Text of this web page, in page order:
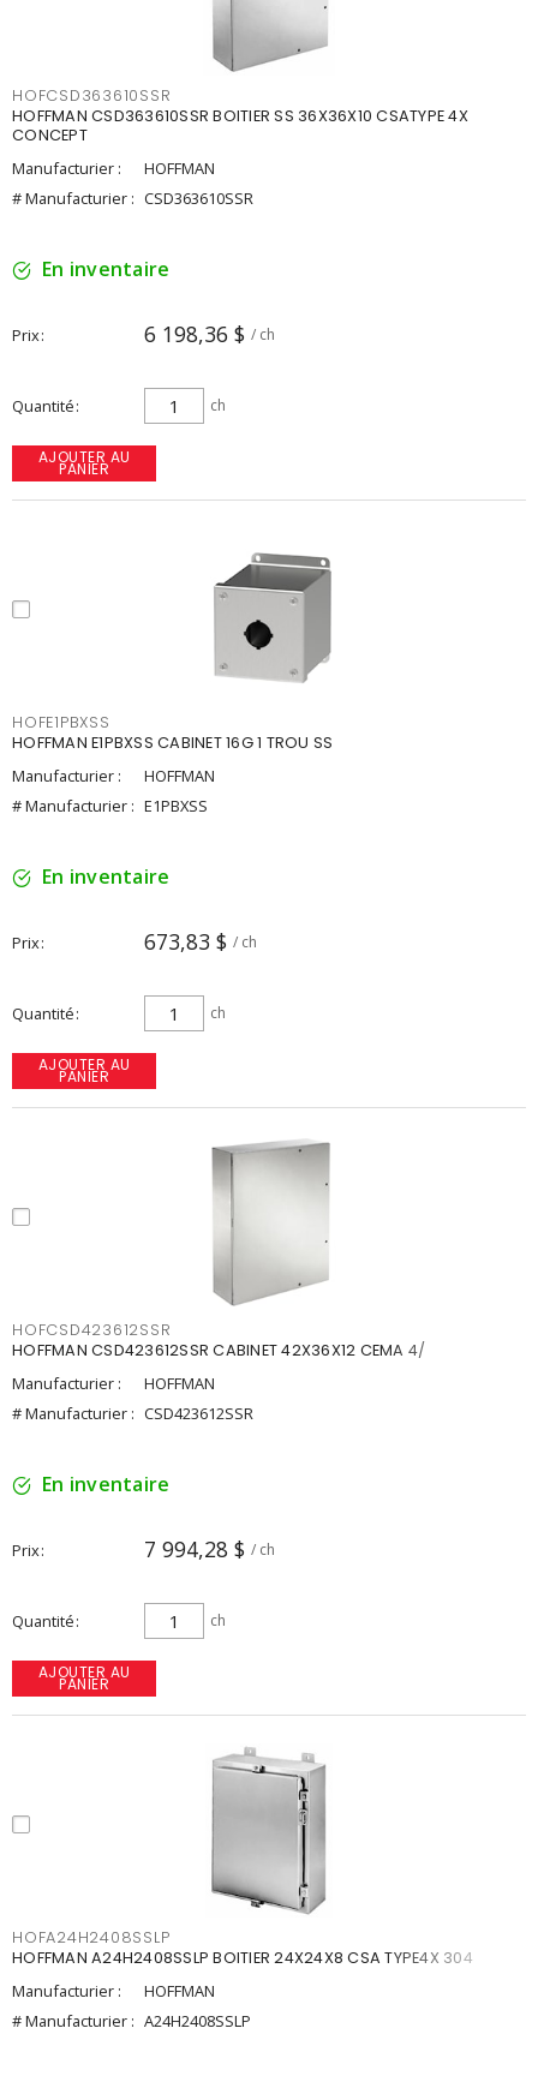
HOFCSD363610SSR
HOFFMAN CSD363610SSR BOITIER SS 36X36X10 CSATYPE 4X
CONCEPT
Manufacturier :
HOFFMAN
# Manufacturier : CSD363610SSR
En inventaire
Prix 6 198,36 $ / ch
Quantité ch
AJOUTER AU
PANIER
HOFE1PBXSS
HOFFMAN E1PBXSS CABINET 16G 1 TROU SS
Manufacturier :
HOFFMAN
# Manufacturier : E1PBXSS
En inventaire
Prix 673,83 $ / ch
Quantité ch
AJOUTER AU
PANIER
HOFCSD423612SSR
HOFFMAN CSD423612SSR CABINET 42X36X12 CEMA 4/
Manufacturier :
HOFFMAN
# Manufacturier : CSD423612SSR
En inventaire
Prix 7 994,28 $ / ch
Quantité ch
AJOUTER AU
PANIER
HOFA24H2408SSLP
HOFFMAN A24H2408SSLP BOITIER 24X24X8 CSA TYPE4X 304
Manufacturier :
HOFFMAN
# Manufacturier : A24H2408SSLP